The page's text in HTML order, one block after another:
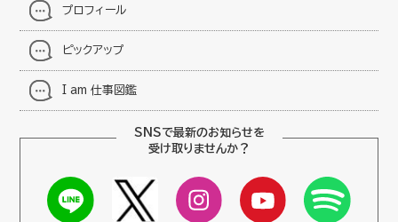
プロフィール
ピックアップ
I am 仕事図鑑
SNSで最新のお知らせを
受け取りませんか？